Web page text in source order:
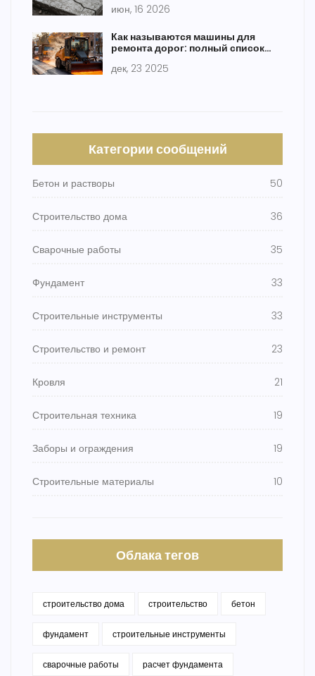
июн, 16 2026
Как называются машины для
ремонта дорог: полный список
дек, 23 2025
Категории сообщений
Бетон и растворы 50
Строительство дома 36
Сварочные работы 35
Фундамент 33
Строительные инструменты 33
Строительство и ремонт 23
Кровля 21
Строительная техника 19
Заборы и ограждения 19
Строительные материалы 10
Облака тегов
строительство дома строительство бетон
фундамент строительные инструменты
сварочные работы расчет фундамента